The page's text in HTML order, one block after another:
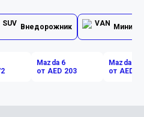
Внедорожник
Mazda 6
от AED 203
Mazda
от AED